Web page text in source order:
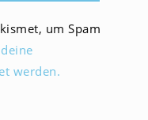
um Spam
werden.